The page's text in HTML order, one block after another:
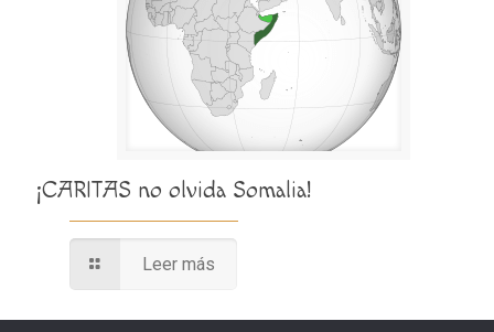
¡CARITAS no olvida Somalia!
Leer más